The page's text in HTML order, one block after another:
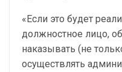
«Если это будет
должностное лицо,
наказывать (не
осуществлять